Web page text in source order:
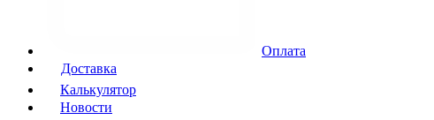
Оплата
Доставка
Калькулятор
Новости